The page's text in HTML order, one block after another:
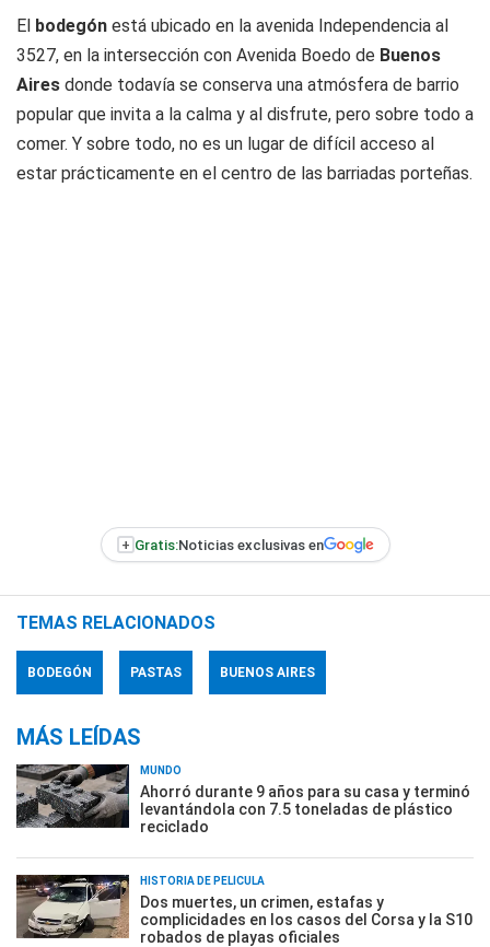
El bodegón está ubicado en la avenida Independencia al
3527, en la intersección con Avenida Boedo de Buenos
Aires donde todavía se conserva una atmósfera de barrio
popular que invita a la calma y al disfrute, pero sobre todo a
comer. Y sobre todo, no es un lugar de difícil acceso al
estar prácticamente en el centro de las barriadas porteñas.
+ Gratis:Noticias exclusivas en
TEMAS RELACIONADOS
BODEGÓN PASTAS BUENOS AIRES
MÁS LEÍDAS
MUNDO
Ahorró durante 9 años para su casa y terminó
levantándola con 7.5 toneladas de plástico
reciclado
HISTORIA DE PELÍCULA
Dos muertes, un crimen, estafas y
complicidades en los casos del Corsa y la S10
robados de playas oficiales